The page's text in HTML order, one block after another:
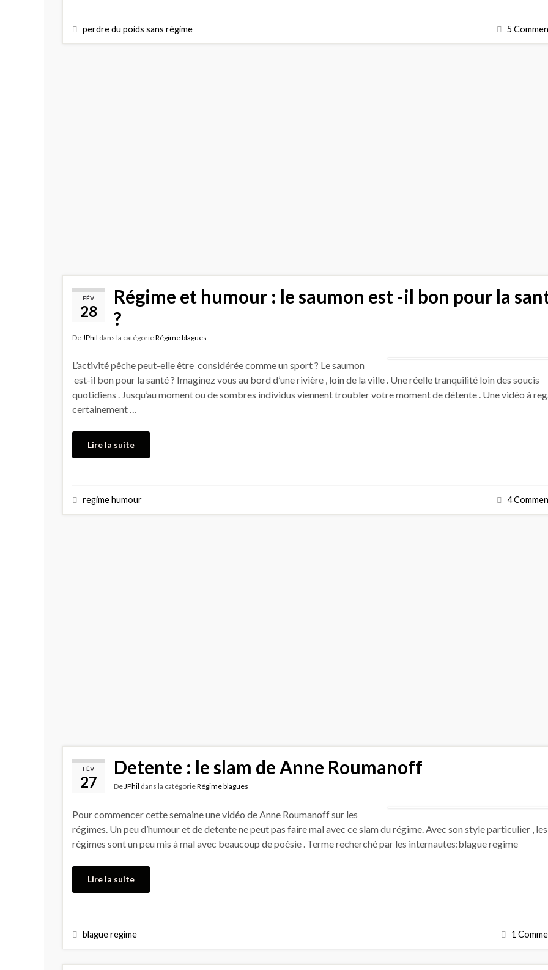
perdre du poids sans régime 5
FÉV
28
Régime et humour : le saumon est -il bon pour la
?
De JPhil dans la catégorieRégime blagues
L’activité pêche peut-elle être considérée comme un sport ? Le saumon
est-il bon pour la santé ? Imaginez vous au bord d’une rivière , loin de la ville . Une réelle tranquilité loin des soucis
quotidiens . Jusqu’au moment ou de sombres individus viennent troubler votre moment de détente . Une vidéo à
certainement …
Lire la suite
regime humour 4
FÉV
27
Detente : le slam de Anne Roumanoff
De JPhil dans la catégorieRégime blagues
Pour commencer cette semaine une vidéo de Anne Roumanoff sur les
régimes. Un peu d’humour et de detente ne peut pas faire mal avec ce slam du régime. Avec son style particulier , les
régimes sont un peu mis à mal avec beaucoup de poésie . Terme recherché par les internautes:blague regime
Lire la suite
blague regime 1